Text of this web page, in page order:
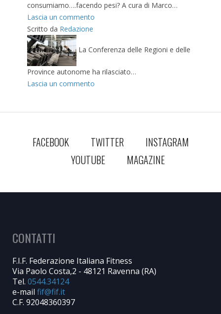
consumiamo….facendo pesi? A cura di Marco…
Lascia un commento
Scritto da Redazione
La Conferenza delle Regioni e delle
Province autonome ha rilasciato…
Lascia un commento
FACEBOOK TWITTER
INSTAGRAM
YOUTUBE
MAGAZINE
CONTATTI
F.I.F. Federazione Italiana Fitness
Via Paolo Costa,2 - 48121 Ravenna (RA)
Tel. 0544.34124
e-mail
C.F. 92048360397